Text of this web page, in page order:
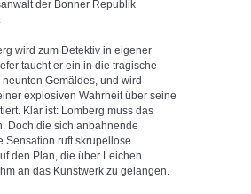
der Bonner Republik
wird zum Detektiv in eigener
taucht er ein in die tragische
Gemäldes, und wird
explosiven Wahrheit über seine
Klar ist: Lomberg muss das
Doch die sich anbahnende
Sensation ruft skrupellose
den Plan, die über Leichen
an das Kunstwerk zu gelangen.